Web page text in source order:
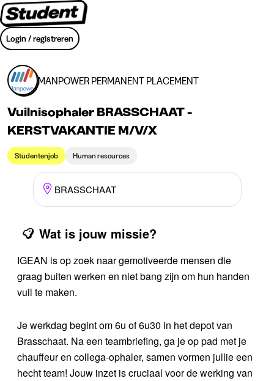
Login / registreren
MANPOWER PERMANENT PLACEMENT
Vuilnisophaler BRASSCHAAT -
KERSTVAKANTIE M/V/X
Studentenjob Human resources
BRASSCHAAT
Wat is jouw missie?
IGEAN is op zoek naar gemotiveerde mensen die
graag buiten werken en niet bang zijn om hun handen
vuil te maken.
Je werkdag begint om 6u of 6u30 in het depot van
Brasschaat. Na een teambriefing, ga je op pad met je
chauffeur en collega-ophaler, samen vormen jullie een
hecht team! Jouw inzet is cruciaal voor de werking van